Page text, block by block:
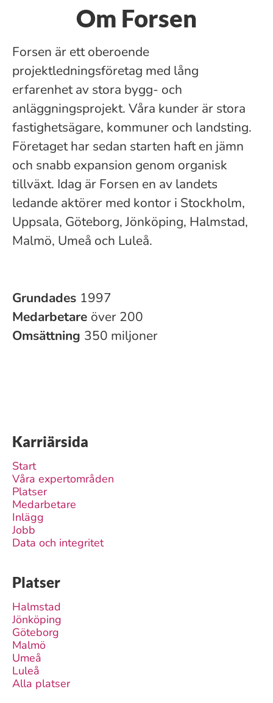
Om Forsen
Forsen är ett oberoende
projektledningsföretag med lång
erfarenhet av stora bygg- och
anläggningsprojekt. Våra kunder är stora
fastighetsägare, kommuner och landsting.
Företaget har sedan starten haft en jämn
och snabb expansion genom organisk
tillväxt. Idag är Forsen en av landets
ledande aktörer med kontor i Stockholm,
Uppsala, Göteborg, Jönköping, Halmstad,
Malmö, Umeå och Luleå.
Grundades 1997
Medarbetare över 200
Omsättning 350 miljoner
Karriärsida
Start
Våra expertområden
Platser
Medarbetare
Inlägg
Jobb
Data och integritet
Platser
Halmstad
Jönköping
Göteborg
Malmö
Umeå
Luleå
Alla platser